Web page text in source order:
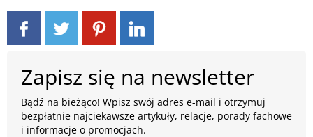
Zapisz się na newsletter
Bądź na bieżąco! Wpisz swój adres e-mail i otrzymuj
bezpłatnie najciekawsze artykuły, relacje, porady fachowe
i informacje o promocjach.